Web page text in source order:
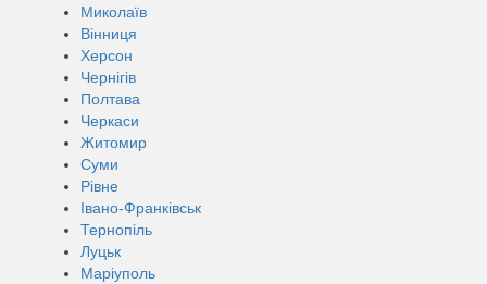
Миколаїв
Вінниця
Херсон
Чернігів
Полтава
Черкаси
Житомир
Суми
Рівне
Івано-Франківськ
Тернопіль
Луцьк
Маріуполь